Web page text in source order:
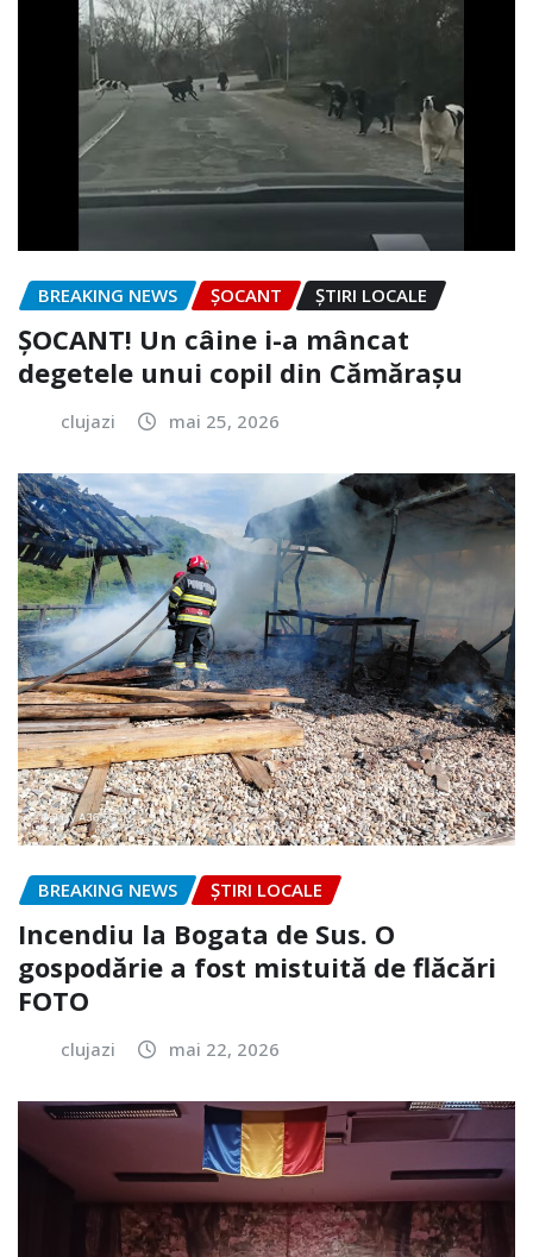
BREAKING NEWS ȘOCANT ȘTIRI LOCALE
ȘOCANT! Un câine i-a mâncat
degetele unui copil din Cămărașu
clujazi mai 25, 2026
BREAKING NEWS ȘTIRI LOCALE
Incendiu la Bogata de Sus. O
gospodărie a fost mistuită de flăcări
FOTO
clujazi mai 22, 2026